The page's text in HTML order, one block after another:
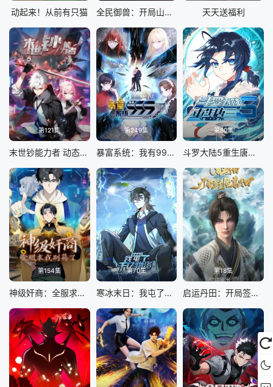
动起来！从前有只猫 全民御兽：开局山海经，我横扫全球 天天送福利
第121集
末世钞能力者 动态漫画
第249集
暴富系统：我有999个新马甲 动态漫画
第80集
斗罗大陆5重生唐三 动态漫画
第154集
神级奸商：全服求我别薅了 动态漫画
第70集
寒冰末日：我屯了千亿物资 动态漫画 第一季
第18集
启运丹田：开局签到至尊丹田